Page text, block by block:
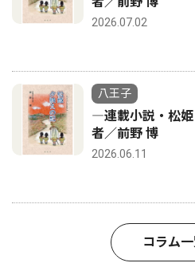
2026.07.02
八王子
―連載小説・松
者／前野 博
2026.06.11
コラム